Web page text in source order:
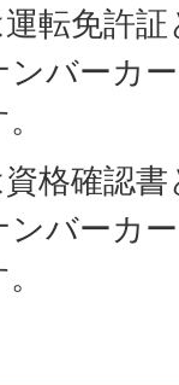
転免許
バーカ
格確認
バーカ